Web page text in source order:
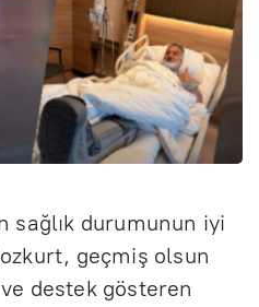
sağlık durumunun iyi
geçmiş olsun
destek gösteren